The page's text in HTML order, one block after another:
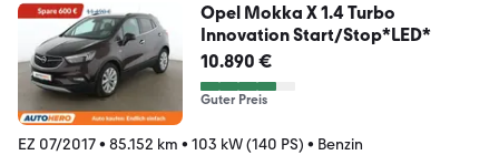
Opel Mokka X 1.4 Turbo
Innovation Start/Stop*LED*
10.890 €
Guter Preis
EZ 07/2017• 85.152 km • 103 kW (140 PS) • Benzin